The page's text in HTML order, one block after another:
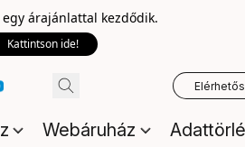
árajánlattal kezdődik.
Kattintson ide!
Webáruház